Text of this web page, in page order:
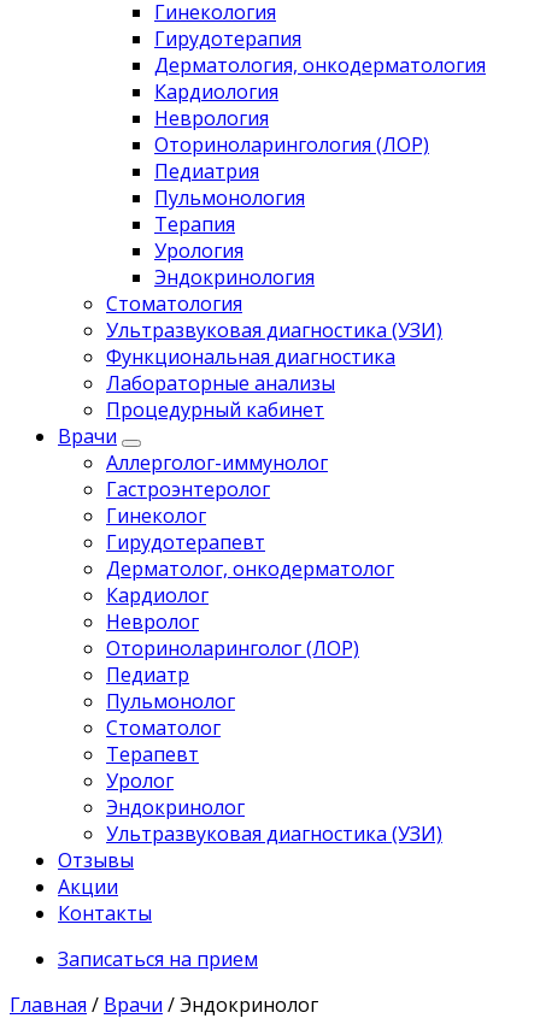
Гинекология
Гирудотерапия
Дерматология, онкодерматология
Кардиология
Неврология
Оториноларингология (ЛОР)
Педиатрия
Пульмонология
Терапия
Урология
Эндокринология
Стоматология
Ультразвуковая диагностика (УЗИ)
Функциональная диагностика
Лабораторные анализы
Процедурный кабинет
Врачи
Аллерголог-иммунолог
Гастроэнтеролог
Гинеколог
Гирудотерапевт
Дерматолог, онкодерматолог
Кардиолог
Невролог
Оториноларинголог (ЛОР)
Педиатр
Пульмонолог
Стоматолог
Терапевт
Уролог
Эндокринолог
Ультразвуковая диагностика (УЗИ)
Отзывы
Акции
Контакты
Записаться на прием
Главная / Врачи /Эндокринолог